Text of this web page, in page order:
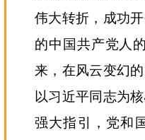
伟大转折，成功
的中国共产党人
来，在风云变幻
以习近平同志为
强大指引，党和